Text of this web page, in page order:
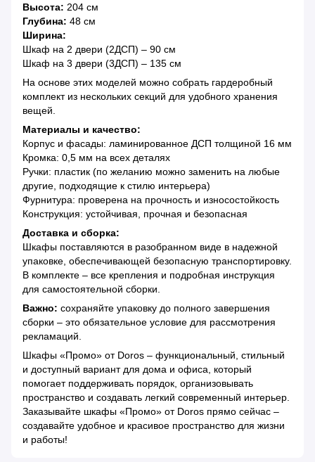
Высота: 204 см
Глубина: 48 см
Ширина:
Шкаф на 2 двери (2ДСП) – 90 см
Шкаф на 3 двери (3ДСП) – 135 см
На основе этих моделей можно собрать гардеробный
комплект из нескольких секций для удобного хранения
вещей.
Материалы и качество:
Корпус и фасады: ламинированное ДСП толщиной 16 мм
Кромка: 0,5 мм на всех деталях
Ручки: пластик (по желанию можно заменить на любые
другие, подходящие к стилю интерьера)
Фурнитура: проверена на прочность и износостойкость
Конструкция: устойчивая, прочная и безопасная
Доставка и сборка:
Шкафы поставляются в разобранном виде в надежной
упаковке, обеспечивающей безопасную транспортировку.
В комплекте – все крепления и подробная инструкция
для самостоятельной сборки.
Важно: сохраняйте упаковку до полного завершения
сборки – это обязательное условие для рассмотрения
рекламаций.
Шкафы «Промо» от Doros – функциональный, стильный
и доступный вариант для дома и офиса, который
помогает поддерживать порядок, организовывать
пространство и создавать легкий современный интерьер.
Заказывайте шкафы «Промо» от Doros прямо сейчас –
создавайте удобное и красивое пространство для жизни
и работы!